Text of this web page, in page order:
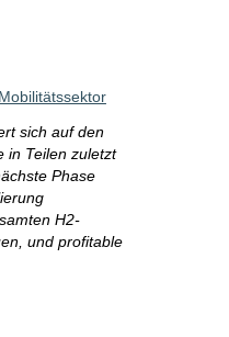
sich auf den
in Teilen zuletzt
Phase
H2-
und profitable